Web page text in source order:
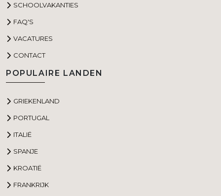
SCHOOLVAKANTIES
FAQ'S
VACATURES
CONTACT
POPULAIRE LANDEN
GRIEKENLAND
PORTUGAL
ITALIË
SPANJE
KROATIË
FRANKRIJK